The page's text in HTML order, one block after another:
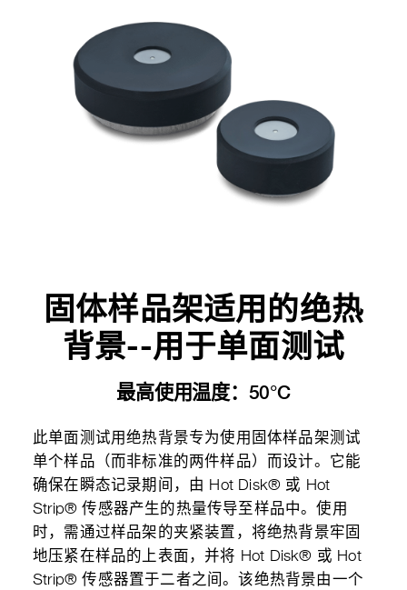
固体样品架适用的绝热
背景--用于单面测试
最高使用温度：50°C
此单面测试用绝热背景专为使用固体样品架测试
单个样品（而非标准的两件样品）而设计。它能
确保在瞬态记录期间，由 Hot Disk® 或 Hot
Strip® 传感器产生的热量传导至样品中。使用
时，需通过样品架的夹紧装置，将绝热背景牢固
地压紧在样品的上表面，并将 Hot Disk® 或 Hot
Strip® 传感器置于二者之间。该绝热背景由一个